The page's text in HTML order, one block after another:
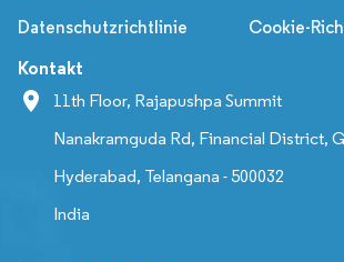
Datenschutzrichtlinie Cookie-
Kontakt
11th Floor, Rajapushpa Summit
Nanakramguda Rd, Financial District,
Hyderabad, Telangana - 500032
India